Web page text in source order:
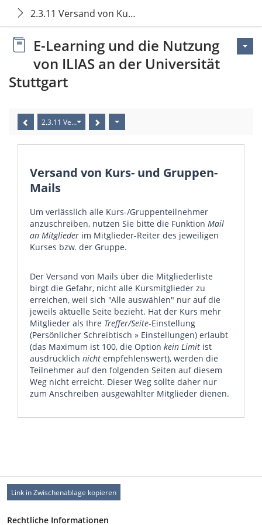
2.3.11 Versand von Kurs- und Gruppen-Mails
E-Learning und die Nutzung
von ILIAS an der Universität
Stuttgart
2.3.11 Versand von Kurs- und Gruppen-Mails
Versand von Kurs- und Gruppen-
Mails
Um verlässlich alle Kurs-/Gruppenteilnehmer
anzuschreiben, nutzen Sie bitte die Funktion Mail
an Mitglieder im Mitglieder-Reiter des jeweiligen
Kurses bzw. der Gruppe.
Der Versand von Mails über die Mitgliederliste
birgt die Gefahr, nicht alle Kursmitglieder zu
erreichen, weil sich "Alle auswählen" nur auf die
jeweils aktuelle Seite bezieht. Hat der Kurs mehr
Mitglieder als Ihre Treffer/Seite-Einstellung
(Persönlicher Schreibtisch » Einstellungen) erlaubt
(das Maximum ist 100, die Option kein Limit ist
ausdrücklich nicht empfehlenswert), werden die
Teilnehmer auf den folgenden Seiten auf diesem
Weg nicht erreicht. Dieser Weg sollte daher nur
zum Anschreiben ausgewählter Mitglieder dienen.
Link in Zwischenablage kopieren
Rechtliche Informationen